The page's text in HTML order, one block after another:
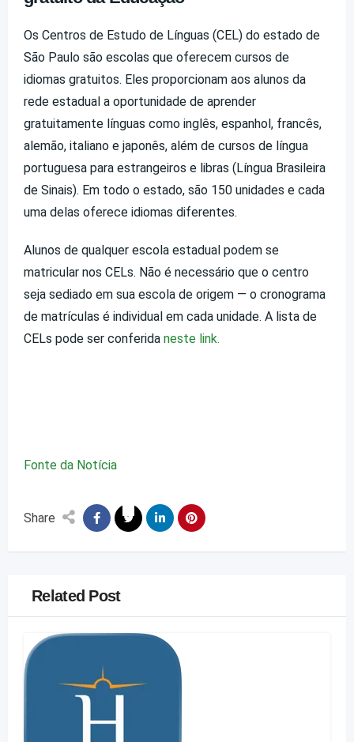
Os Centros de Estudo de Línguas (CEL) do estado de
São Paulo são escolas que oferecem cursos de
idiomas gratuitos. Eles proporcionam aos alunos da
rede estadual a oportunidade de aprender
gratuitamente línguas como inglês, espanhol, francês,
alemão, italiano e japonês, além de cursos de língua
portuguesa para estrangeiros e libras (Língua Brasileira
de Sinais). Em todo o estado, são 150 unidades e cada
uma delas oferece idiomas diferentes.
Alunos de qualquer escola estadual podem se
matricular nos CELs. Não é necessário que o centro
seja sediado em sua escola de origem — o cronograma
de matrículas é individual em cada unidade. A lista de
CELs pode ser conferida neste link.
Fonte da Notícia
Share
Related Post